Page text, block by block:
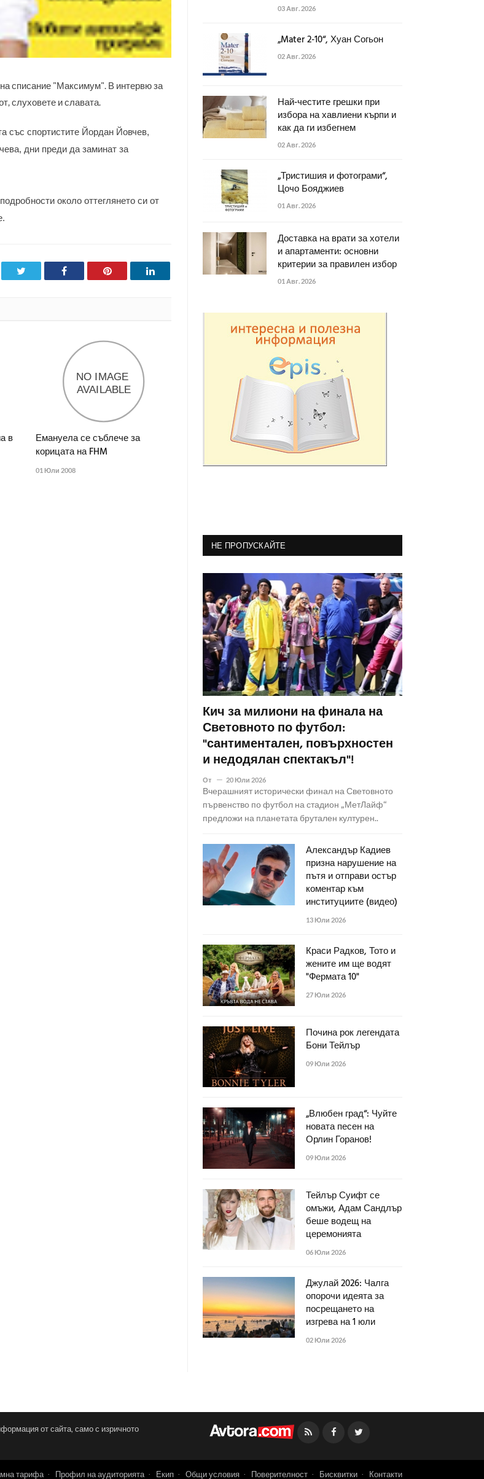
списание "Максимум". В интервю за
слуховете и славата.
със спортистите Йордан Йовчев,
дни преди да заминат за
около оттеглянето си от
Facebook Pinterest LinkedIn
в
Емануела се съблече за
корицата на FHM
01 Юли 2008
03 Авг. 2026
„Mater 2-10“, Хуан Согьон
02 Авг. 2026
Най-честите грешки при
избора на хавлиени кърпи и
как да ги избегнем
02 Авг. 2026
„Тристишия и фотограми“,
Цочо Бояджиев
01 Авг. 2026
Доставка на врати за хотели
и апартаменти: основни
критерии за правилен избор
01 Авг. 2026
НЕ ПРОПУСКАЙТЕ
Кич за милиони на финала на
Световното по футбол:
"сантиментален, повърхностен
и недодялан спектакъл"!
От 20 Юли 2026
Вчерашният исторически финал на Световното
първенство по футбол на стадион „МетЛайф“
предложи на планетата брутален културен..
Александър Кадиев
призна нарушение на
пътя и отправи остър
коментар към
институциите (видео)
13 Юли 2026
Краси Радков, Тото и
жените им ще водят
"Фермата 10"
27 Юли 2026
Почина рок легендата
Бони Тейлър
09 Юли 2026
„Влюбен град“: Чуйте
новата песен на
Орлин Горанов!
09 Юли 2026
Тейлър Суифт се
омъжи, Адам Сандлър
беше водещ на
церемонията
06 Юли 2026
Джулай 2026: Чалга
опорочи идеята за
посрещането на
изгрева на 1 юли
02 Юли 2026
от сайта, само с изричното
Facebook
тарифа Профил на аудиторията Екип Общи условия Поверителност Бисквитки Контакти